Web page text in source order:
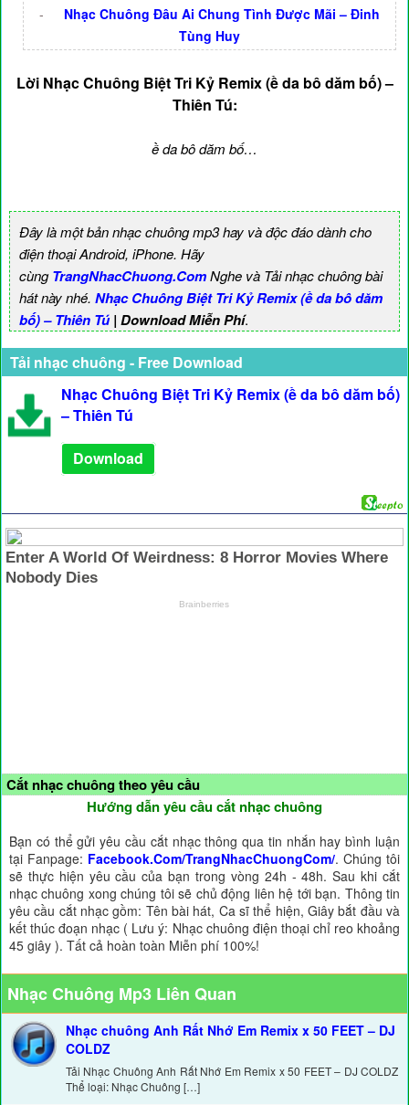
-
Nhạc Chuông Đâu Ai Chung Tình Được Mãi – Đinh
Tùng Huy
Lời Nhạc Chuông Biệt Tri Kỷ Remix (ề da bô dăm bố) –
Thiên Tú:
ề da bô dăm bố…
Đây là một bản nhạc chuông mp3 hay và độc đáo dành cho
điện thoại Android, iPhone. Hãy
cùngTrangNhacChuong.ComNghe và Tải nhạc chuông bài
hát này nhé. Nhạc Chuông Biệt Tri Kỷ Remix (ề da bô dăm
bố) – Thiên Tú| Download Miễn Phí.
Tải nhạc chuông - Free Download
Nhạc Chuông Biệt Tri Kỷ Remix (ề da bô dăm bố)
– Thiên Tú
Download
Cắt nhạc chuông theo yêu cầu
Hướng dẫn yêu cầu cắt nhạc chuông
Bạn có thể gửi yêu cầu cắt nhạc thông qua tin nhắn hay bình luận
tại Fanpage: Facebook.Com/TrangNhacChuongCom/. Chúng tôi
sẽ thực hiện yêu cầu của bạn trong vòng 24h - 48h. Sau khi cắt
nhạc chuông xong chúng tôi sẽ chủ động liên hệ tới bạn. Thông tin
yêu cầu cắt nhạc gồm: Tên bài hát, Ca sĩ thể hiện, Giây bắt đầu và
kết thúc đoạn nhạc ( Lưu ý: Nhạc chuông điện thoại chỉ reo khoảng
45 giây ). Tất cả hoàn toàn Miễn phí 100%!
Nhạc Chuông Mp3 Liên Quan
Nhạc chuông Anh Rất Nhớ Em Remix x 50 FEET – DJ
COLDZ
Tải Nhạc Chuông Anh Rất Nhớ Em Remix x 50 FEET – DJ COLDZ
Thể loại: Nhạc Chuông […]